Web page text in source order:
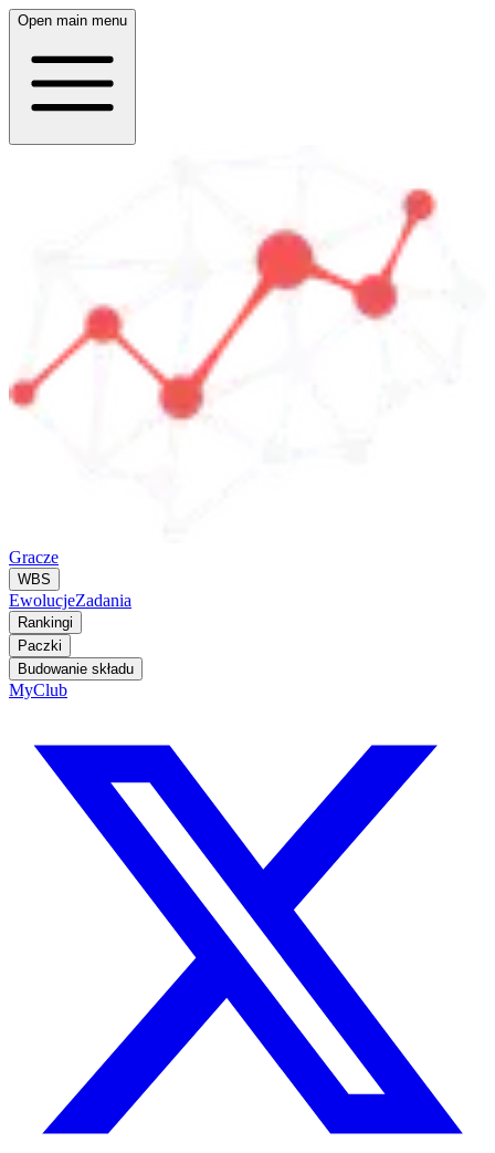
Open main menu
Gracze
WBS
EwolucjeZadania
Rankingi
Paczki
Budowanie składu
MyClub